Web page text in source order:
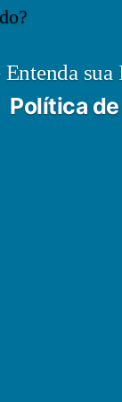
sua
Política